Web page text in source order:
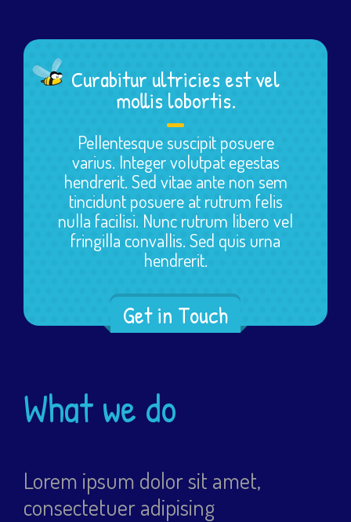
Curabitur ultricies est vel
mollis lobortis.
Pellentesque suscipit posuere
varius. Integer volutpat egestas
hendrerit. Sed vitae ante non sem
tincidunt posuere at rutrum felis
nulla facilisi. Nunc rutrum libero vel
fringilla convallis. Sed quis urna
hendrerit.
Get in Touch
What we do
Lorem ipsum dolor sit amet,
consectetuer adipising